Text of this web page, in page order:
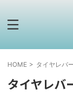
HOME > タイヤレバ
タイヤレバ